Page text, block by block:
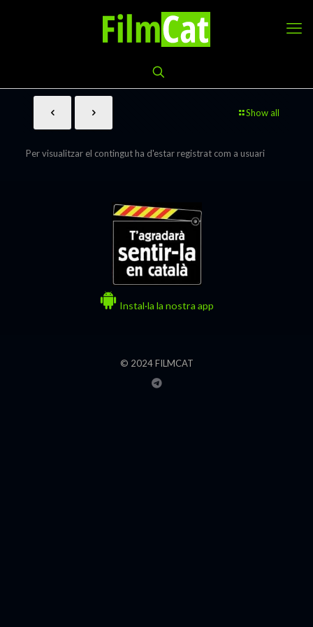
Show all
Per visualitzar el contingut ha d'estar registrat com a usuari
Instal·la la nostra app
© 2024 FILMCAT